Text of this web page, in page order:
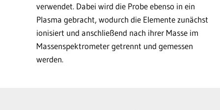
verwendet. Dabei wird die Probe ebenso in ein
Plasma gebracht, wodurch die Elemente zunächst
ionisiert und anschließend nach ihrer Masse im
Massenspektrometer getrennt und gemessen
werden.